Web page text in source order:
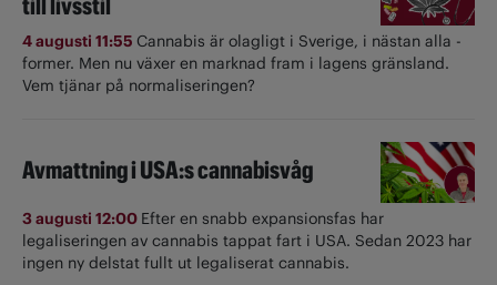
till livsstil
4 augusti 11:55 Cannabis är olagligt i ­Sverige, i nästan alla ­
former. Men nu växer en marknad fram i lagens gränsland.
Vem tjänar på normaliseringen?
Avmattning i USA:s cannabisvåg
3 augusti 12:00 Efter en snabb expansionsfas har
legaliseringen av cannabis tappat fart i USA. Sedan 2023 har
ingen ny delstat fullt ut ­legaliserat cannabis.